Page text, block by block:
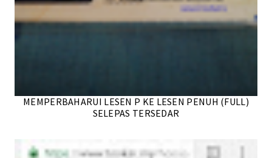
MEMPERBAHARUI LESEN P KE LESEN PENUH (FULL)
SELEPAS TERSEDAR